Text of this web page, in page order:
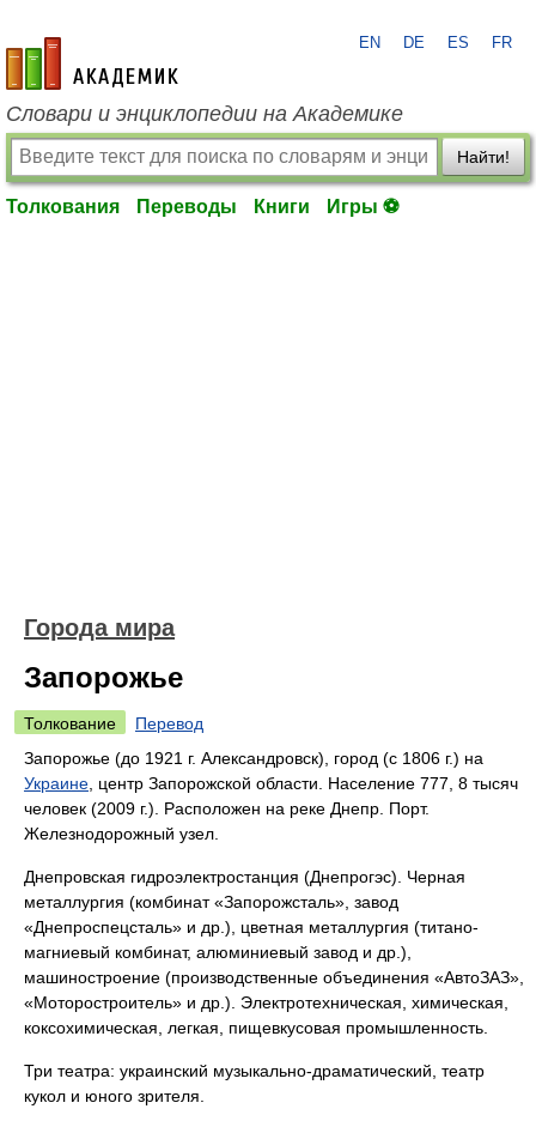
academic.ru
EN DE ES FR
Словари и энциклопедии на Академике
Найти!
Толкования Переводы Книги Игры ⚽
Города мира
Запорожье
Толкование
Перевод
Запорожье (до 1921 г. Александровск), город (с 1806 г.) на
Украине , центр Запорожской области. Население 777, 8 тысяч
человек (2009 г.). Расположен на реке Днепр. Порт.
Железнодорожный узел.
Днепровская гидроэлектростанция (Днепрогэс). Черная
металлургия (комбинат «Запорожсталь», завод
«Днепроспецсталь» и др.), цветная металлургия (титано-
магниевый комбинат, алюминиевый завод и др.),
машиностроение (производственные объединения «АвтоЗАЗ»,
«Моторостроитель» и др.). Электротехническая, химическая,
коксохимическая, легкая, пищевкусовая промышленность.
Три театра: украинский музыкально-драматический, театр
кукол и юного зрителя.